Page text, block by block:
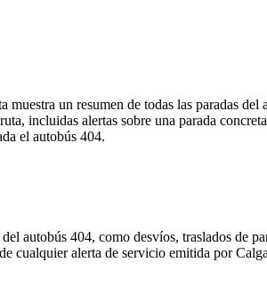
un resumen de todas las paradas
incluidas alertas sobre una parada
el autobús 404.
autobús 404, como desvíos, traslados de
cualquier alerta de servicio emitida por